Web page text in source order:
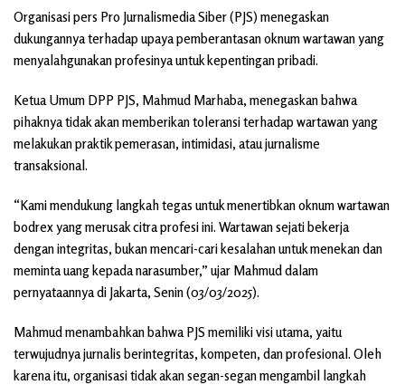
Organisasi pers Pro Jurnalismedia Siber (PJS) menegaskan
dukungannya terhadap upaya pemberantasan oknum wartawan yang
menyalahgunakan profesinya untuk kepentingan pribadi.
Ketua Umum DPP PJS, Mahmud Marhaba, menegaskan bahwa
pihaknya tidak akan memberikan toleransi terhadap wartawan yang
melakukan praktik pemerasan, intimidasi, atau jurnalisme
transaksional.
“Kami mendukung langkah tegas untuk menertibkan oknum wartawan
bodrex yang merusak citra profesi ini. Wartawan sejati bekerja
dengan integritas, bukan mencari-cari kesalahan untuk menekan dan
meminta uang kepada narasumber,” ujar Mahmud dalam
pernyataannya di Jakarta, Senin (03/03/2025).
Mahmud menambahkan bahwa PJS memiliki visi utama, yaitu
terwujudnya jurnalis berintegritas, kompeten, dan profesional. Oleh
karena itu, organisasi tidak akan segan-segan mengambil langkah